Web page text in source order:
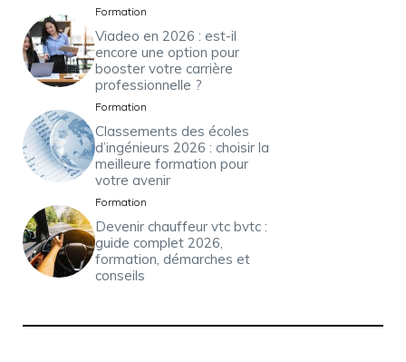
Formation
Viadeo en 2026 : est-il
encore une option pour
booster votre carrière
professionnelle ?
Formation
Classements des écoles
d’ingénieurs 2026 : choisir la
meilleure formation pour
votre avenir
Formation
Devenir chauffeur vtc bvtc :
guide complet 2026,
formation, démarches et
conseils